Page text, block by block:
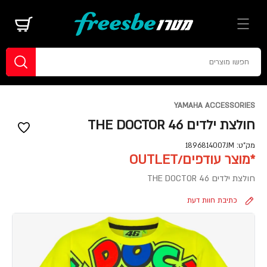
YAMAHA ACCESSORIES
חולצת ילדים THE DOCTOR 46
מק"ט: 1896814007JM
*מוצר עודפים/OUTLET
חולצת ילדים THE DOCTOR 46
כתיבת חוות דעת